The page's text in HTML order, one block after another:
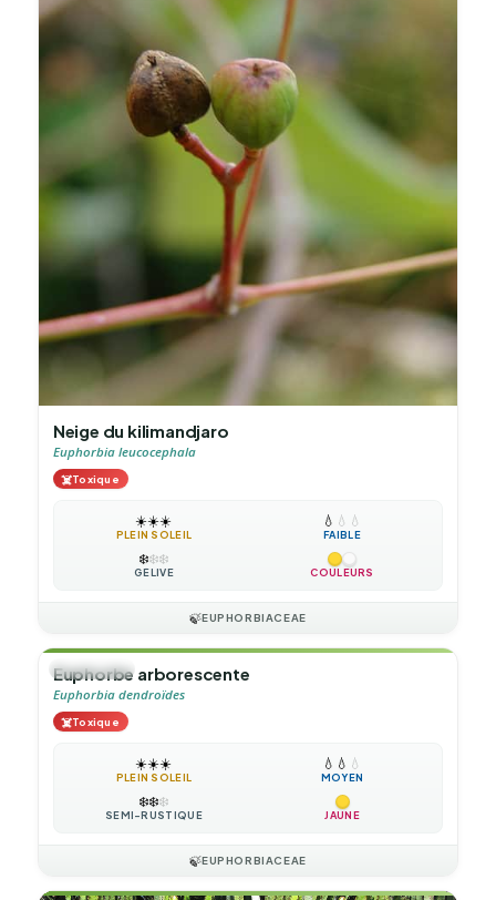
Neige du kilimandjaro
Euphorbia leucocephala
☠️Toxique
☀️☀️☀️
PLEIN SOLEIL
💧 💧 💧
FAIBLE
❄️❄️❄️
GÉLIVE COULEURS
🍃EUPHORBIACEAE
🌲ARBUSTE
Euphorbe arborescente
Euphorbia dendroïdes
☠️Toxique
☀️☀️☀️
PLEIN SOLEIL
💧 💧 💧
MOYEN
❄️❄️❄️
SEMI-RUSTIQUE JAUNE
🍃EUPHORBIACEAE